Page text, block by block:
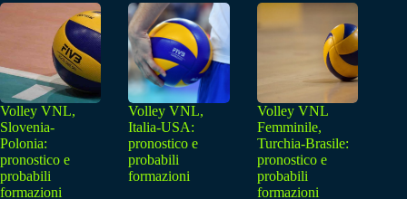
Volley VNL,
Slovenia-
Polonia:
pronostico e
probabili
formazioni
Volley VNL,
Italia-USA:
pronostico e
probabili
formazioni
Volley VNL
Femminile,
Turchia-Brasile:
pronostico e
probabili
formazioni